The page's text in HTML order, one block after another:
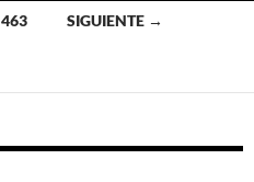
463 SIGUIENTE →